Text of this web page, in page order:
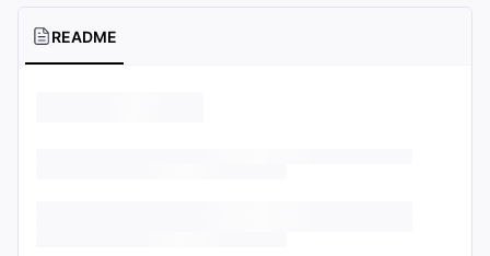
README